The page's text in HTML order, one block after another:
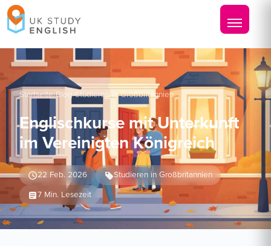
Startseite/Blog/Studieren in Großbritannien
Englischkurse mit Unterkunft
im Vereinigten Königreich
22 Feb. 2026 Studieren in Großbritannien
7 Min. Lesezeit